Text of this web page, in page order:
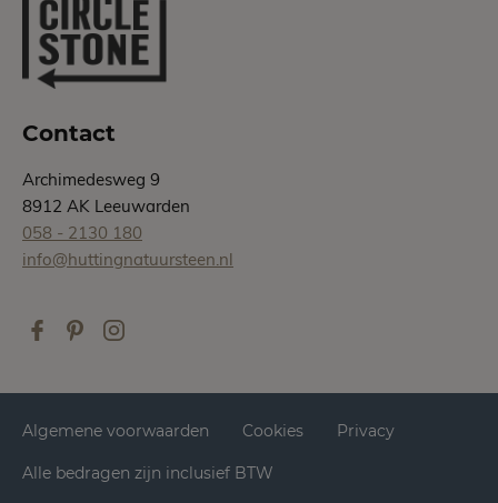
Contact
Archimedesweg 9
8912 AK Leeuwarden
058 - 2130 180
info@huttingnatuursteen.nl
Alle bedragen zijn inclusief BTW
Algemene voorwaarden Cookies Privacy